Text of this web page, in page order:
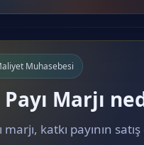
Muhasebesi
Payı Marjı
marjı, katkı payının